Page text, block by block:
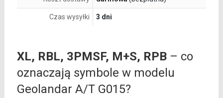
Czas wysyłki 3 dni
XL, RBL, 3PMSF, M+S, RPB– co
oznaczają symbole w modelu
Geolandar A/T G015?